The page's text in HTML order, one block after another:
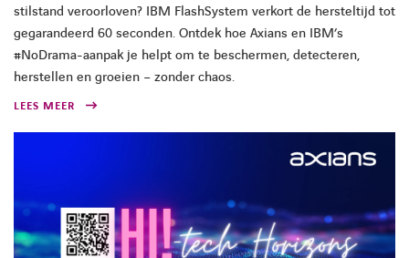
FACEBOOKLINKEDINYOUTUBE
stilstand veroorloven? IBM FlashSystem verkort de hersteltijd tot
gegarandeerd 60 seconden. Ontdek hoe Axians en IBM’s
#NoDrama-aanpak je helpt om te beschermen, detecteren,
herstellen en groeien – zonder chaos.
LEES MEER